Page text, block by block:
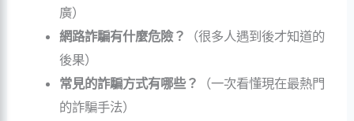
廣）
網路詐騙有什麼危險？
（很多人遇到後才知道的
後果）
常見的詐騙方式有哪些？
（一次看懂現在最熱門
的詐騙手法）